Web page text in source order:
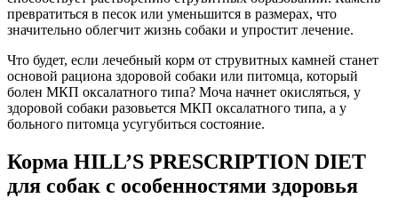
превратиться в песок или уменьшится в размерах, что
значительно облегчит жизнь собаки и упростит лечение.
Что будет, если лечебный корм от струвитных камней станет
основой рациона здоровой собаки или питомца, который
болен МКП оксалатного типа? Моча начнет окисляться, у
здоровой собаки разовьется МКП оксалатного типа, а у
больного питомца усугубиться состояние.
Корма HILL’S PRESCRIPTION DIET
для собак с особенностями здоровья